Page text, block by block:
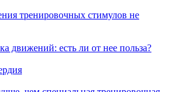
тренировочных стимулов не
движений: есть ли от нее польза?